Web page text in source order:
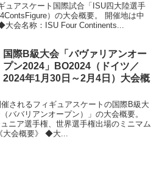
ュアスケート国際試合「ISU四大陸選手
）の大会概要。 開催地は中
会名称：ISU Four Continents...
国際B級大会「バヴァリアンオー
プン2024」BO2024（ドイツ／
2024年1月30日～2月4日）大会概
されるフィギュアスケートの国際B級大
ババリアンオープン）」の大会概要。
ニア選手権、世界選手権出場のミニマム
大会概要》 ◆大...